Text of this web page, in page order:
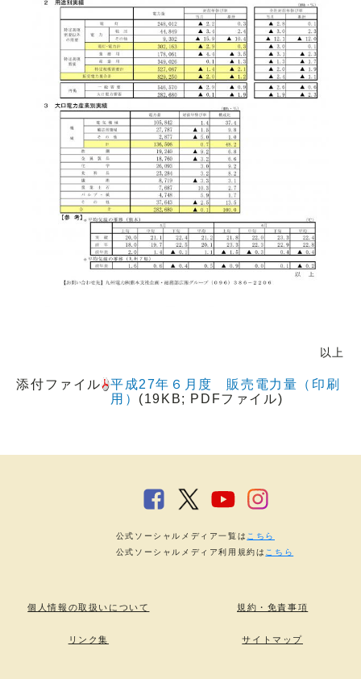
以上
添付ファイル
平成27年６月度 販売電力量（印刷
用） (19KB; PDFファイル)
個人情報の取扱いについて 規約・免責事項
リンク集 サイトマップ
公式ソーシャルメディア一覧は こちら
公式ソーシャルメディア利用規約は こちら